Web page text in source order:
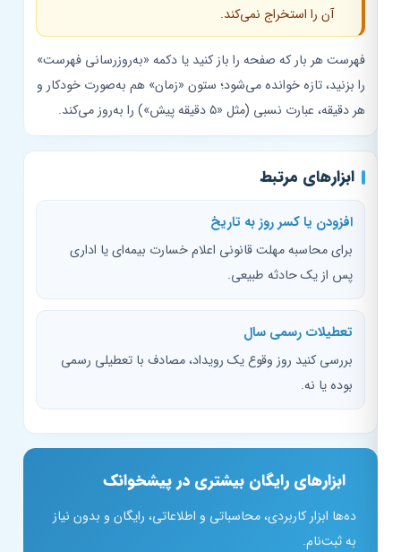
آن را استخراج نمی‌کند.
فهرست هر بار که صفحه را باز کنید یا دکمه «به‌روزرسانی فهرست»
را بزنید، تازه خوانده می‌شود؛ ستون «زمان» هم به‌صورت خودکار و
هر دقیقه، عبارت نسبی (مثل «۵ دقیقه پیش») را به‌روز می‌کند.
ابزارهای مرتبط
افزودن یا کسر روز به تاریخ
برای محاسبه مهلت قانونی اعلام خسارت بیمه‌ای یا اداری
پس از یک حادثه طبیعی.
تعطیلات رسمی سال
بررسی کنید روز وقوع یک رویداد، مصادف با تعطیلی رسمی
بوده یا نه.
ابزارهای رایگان بیشتری در پیشخوانک
ده‌ها ابزار کاربردی، محاسباتی و اطلاعاتی، رایگان و بدون نیاز
به ثبت‌نام.